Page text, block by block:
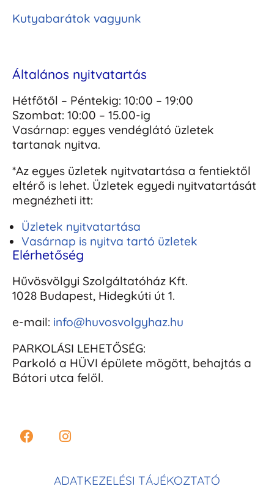
Kutyabarátok vagyunk
Általános nyitvatartás
Hétfőtől – Péntekig: 10:00 – 19:00
Szombat: 10:00 – 15.00-ig
Vasárnap: egyes vendéglátó üzletek
tartanak nyitva.
*Az egyes üzletek nyitvatartása a fentiektől
eltérő is lehet. Üzletek egyedi nyitvatartását
megnézheti itt:
Üzletek nyitvatartása
Vasárnap is nyitva tartó üzletek
Elérhetőség
Hűvösvölgyi Szolgáltatóház Kft.
1028 Budapest, Hidegkúti út 1.
e-mail: info@huvosvolgyhaz.hu
PARKOLÁSI LEHETŐSÉG:
Parkoló a HÜVI épülete mögött, behajtás a
Bátori utca felől.
ADATKEZELÉSI TÁJÉKOZTATÓ